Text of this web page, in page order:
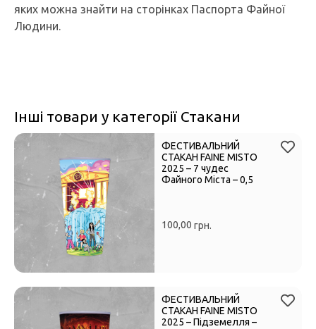
яких можна знайти на сторінках Паспорта Файної
Людини.
Інші товари у категорії Стакани
ФЕСТИВАЛЬНИЙ
СТАКАН FAINE MISTO
2025 – 7 чудес
Файного Міста – 0,5
100,00 грн.
ФЕСТИВАЛЬНИЙ
СТАКАН FAINE MISTO
2025 – Підземелля –